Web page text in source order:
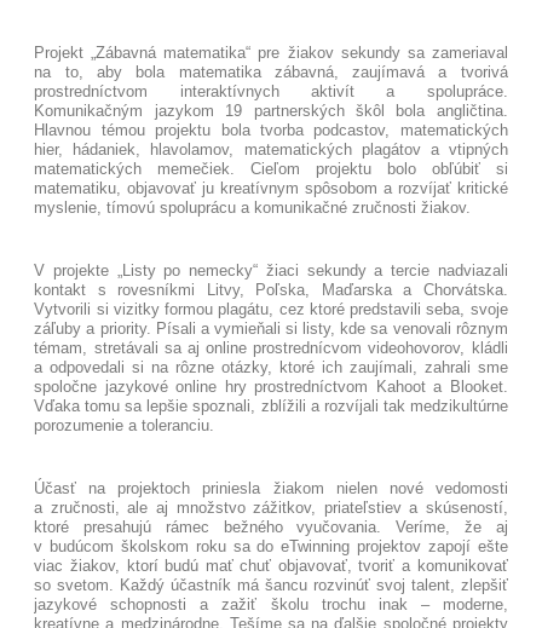
Projekt „Zábavná matematika“ pre žiakov sekundy sa zameriaval
na to, aby bola matematika zábavná, zaujímavá a tvorivá
prostredníctvom interaktívnych aktivít a spolupráce.
Komunikačným jazykom 19 partnerských škôl bola angličtina.
Hlavnou témou projektu bola tvorba podcastov, matematických
hier, hádaniek, hlavolamov, matematických plagátov a vtipných
matematických memečiek. Cieľom projektu bolo obľúbiť si
matematiku, objavovať ju kreatívnym spôsobom a rozvíjať kritické
myslenie, tímovú spoluprácu a komunikačné zručnosti žiakov.
V projekte „Listy po nemecky“ žiaci sekundy a tercie nadviazali
kontakt s rovesníkmi Litvy, Poľska, Maďarska a Chorvátska.
Vytvorili si vizitky formou plagátu, cez ktoré predstavili seba, svoje
záľuby a priority. Písali a vymieňali si listy, kde sa venovali rôznym
témam, stretávali sa aj online prostrednícvom videohovorov, kládli
a odpovedali si na rôzne otázky, ktoré ich zaujímali, zahrali sme
spoločne jazykové online hry prostredníctvom Kahoot a Blooket.
Vďaka tomu sa lepšie spoznali, zblížili a rozvíjali tak medzikultúrne
porozumenie a toleranciu.
Účasť na projektoch priniesla žiakom nielen nové vedomosti
a zručnosti, ale aj množstvo zážitkov, priateľstiev a skúseností,
ktoré presahujú rámec bežného vyučovania. Veríme, že aj
v budúcom školskom roku sa do eTwinning projektov zapojí ešte
viac žiakov, ktorí budú mať chuť objavovať, tvoriť a komunikovať
so svetom. Každý účastník má šancu rozvinúť svoj talent, zlepšiť
jazykové schopnosti a zažiť školu trochu inak – moderne,
kreatívne a medzinárodne. Tešíme sa na ďalšie spoločné projekty